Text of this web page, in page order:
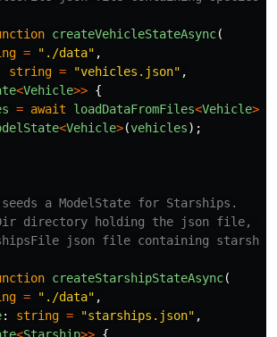
createVehicleStateAsync(
= " ./data" ,
string = "vehicles.json" ,
<Vehicle>> {
= await loadDataFromFiles<Vehicle>
<Vehicle>(vehicles);
a ModelState for Starships.
directory holding the json file,
json file containing
createStarshipStateAsync(
= " ./data" ,
: string = "starships.json" ,